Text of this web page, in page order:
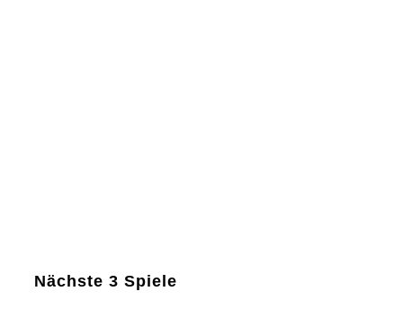
Nächste 3 Spiele